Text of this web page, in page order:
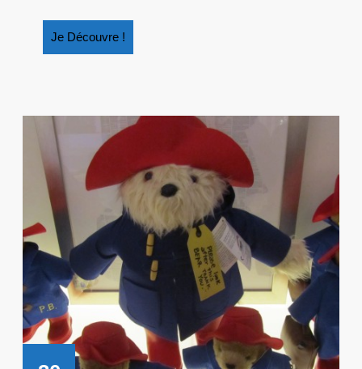
Je Découvre !
Découvre